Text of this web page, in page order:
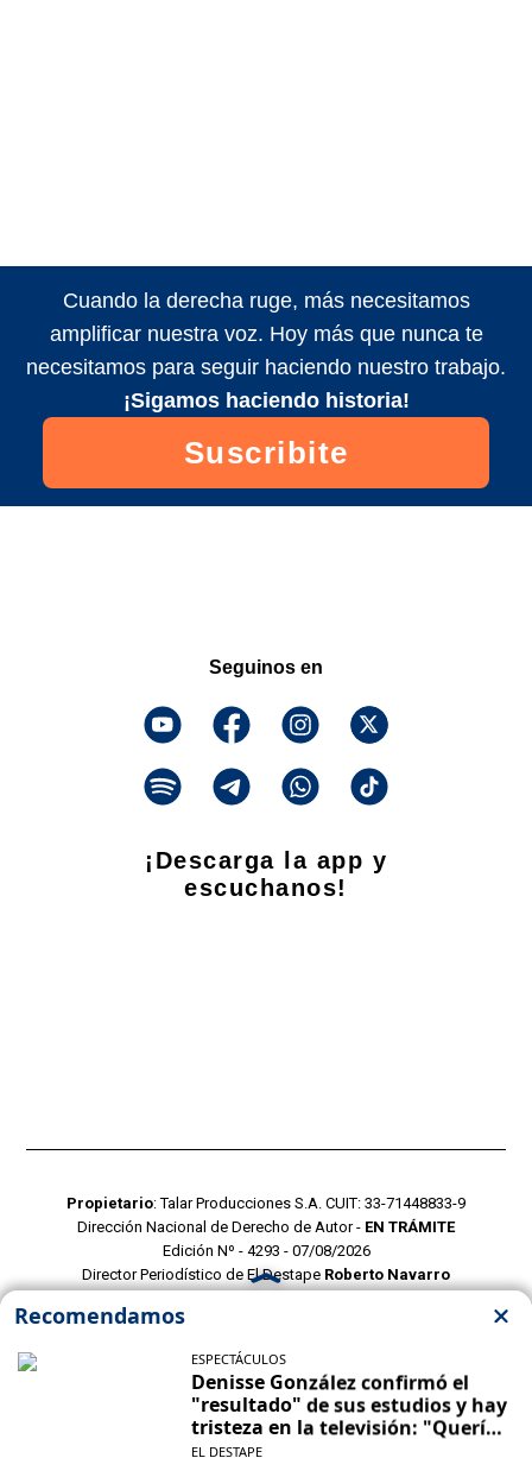
Cuando la derecha ruge, más necesitamos
amplificar nuestra voz. Hoy más que nunca te
necesitamos para seguir haciendo nuestro trabajo.
¡Sigamos haciendo historia!
Suscribite
Seguinos en
¡Descarga la app y
escuchanos!
Propietario: Talar Producciones S.A. CUIT: 33-71448833-9
Dirección Nacional de Derecho de Autor - EN TRÁMITE
Edición Nº - 4293 - 07/08/2026
Director Periodístico de El Destape Roberto Navarro
POLITICAS DE PRIVACIDAD
CONTACTO COMERCIAL
CONTACTO EDITORIAL